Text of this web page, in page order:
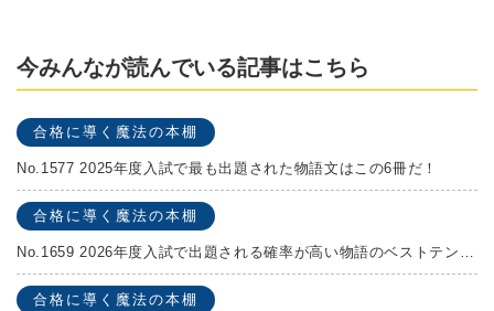
今みんなが読んでいる記事はこちら
合格に導く魔法の本棚
No.1577 2025年度入試で最も出題された物語文はこの6冊だ！
合格に導く魔法の本棚
No.1659 2026年度入試で出題される確率が高い物語のベストテンを発表します！
合格に導く魔法の本棚